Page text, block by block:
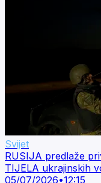
Svijet
RUSIJA predlaže
TIJELA ukrajinskih
05/07/2026•12:15